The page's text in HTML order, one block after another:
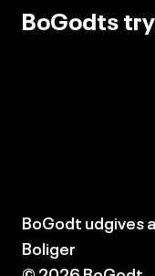
BoGodts
BoGodt udgives
Boliger